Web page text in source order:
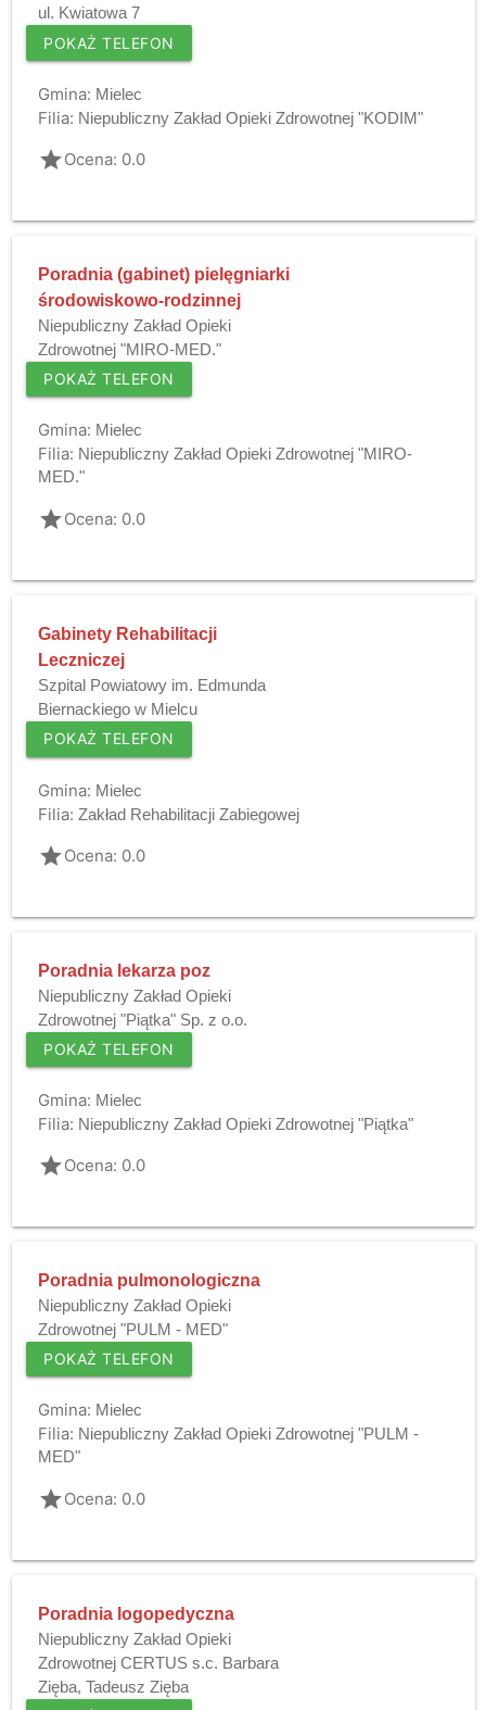
ul. Kwiatowa 7
POKAŻ TELEFON
Gmina: Mielec
Filia: Niepubliczny Zakład Opieki Zdrowotnej "KODIM"
gradeOcena: 0.0
Poradnia (gabinet) pielęgniarki
środowiskowo-rodzinnej
Niepubliczny Zakład Opieki
Zdrowotnej "MIRO-MED."
POKAŻ TELEFON
Gmina: Mielec
Filia: Niepubliczny Zakład Opieki Zdrowotnej "MIRO-
MED."
gradeOcena: 0.0
Gabinety Rehabilitacji
Leczniczej
Szpital Powiatowy im. Edmunda
Biernackiego w Mielcu
POKAŻ TELEFON
Gmina: Mielec
Filia: Zakład Rehabilitacji Zabiegowej
gradeOcena: 0.0
Poradnia lekarza poz
Niepubliczny Zakład Opieki
Zdrowotnej "Piątka" Sp. z o.o.
POKAŻ TELEFON
Gmina: Mielec
Filia: Niepubliczny Zakład Opieki Zdrowotnej "Piątka"
gradeOcena: 0.0
Poradnia pulmonologiczna
Niepubliczny Zakład Opieki
Zdrowotnej "PULM - MED"
POKAŻ TELEFON
Gmina: Mielec
Filia: Niepubliczny Zakład Opieki Zdrowotnej "PULM -
MED"
gradeOcena: 0.0
Poradnia logopedyczna
Niepubliczny Zakład Opieki
Zdrowotnej CERTUS s.c. Barbara
Zięba, Tadeusz Zięba